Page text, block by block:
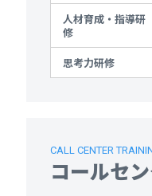
人材育成・指導研
修
思考力研修
CALL CENTER
コールセ